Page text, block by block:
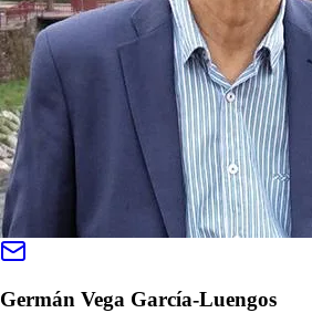
Germán Vega García-Luengos